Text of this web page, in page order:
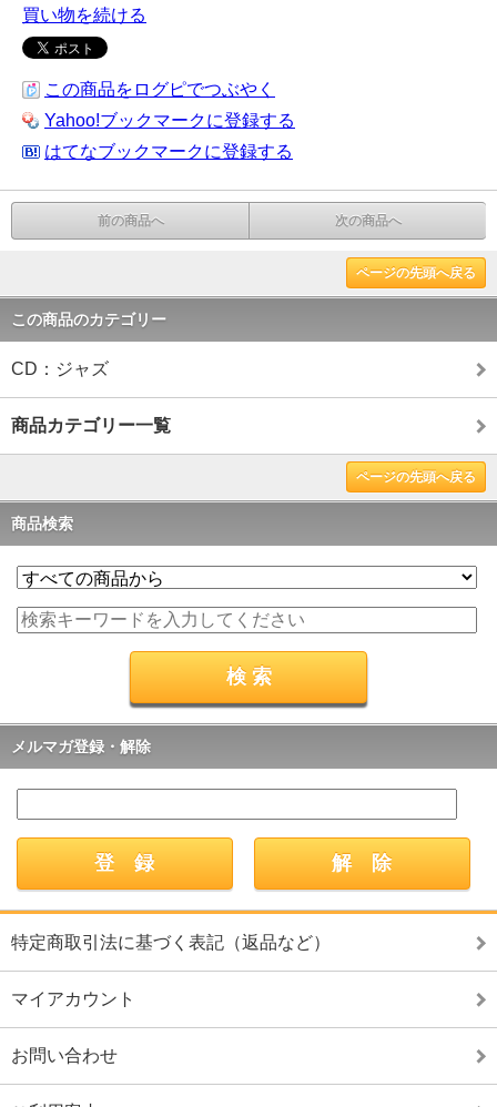
買い物を続ける
この商品をログピでつぶやく
Yahoo!ブックマークに登録する
はてなブックマークに登録する
前の商品へ 次の商品へ
ページの先頭へ戻る
この商品のカテゴリー
CD：ジャズ
商品カテゴリー一覧
ページの先頭へ戻る
商品検索
メルマガ登録・解除
特定商取引法に基づく表記（返品など）
マイアカウント
お問い合わせ